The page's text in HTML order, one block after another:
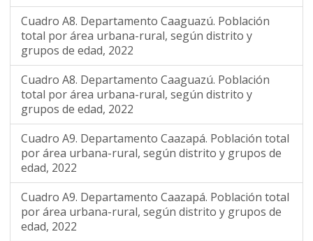
Cuadro A8. Departamento Caaguazú. Población
total por área urbana-rural, según distrito y
grupos de edad, 2022
Cuadro A8. Departamento Caaguazú. Población
total por área urbana-rural, según distrito y
grupos de edad, 2022
Cuadro A9. Departamento Caazapá. Población total
por área urbana-rural, según distrito y grupos de
edad, 2022
Cuadro A9. Departamento Caazapá. Población total
por área urbana-rural, según distrito y grupos de
edad, 2022